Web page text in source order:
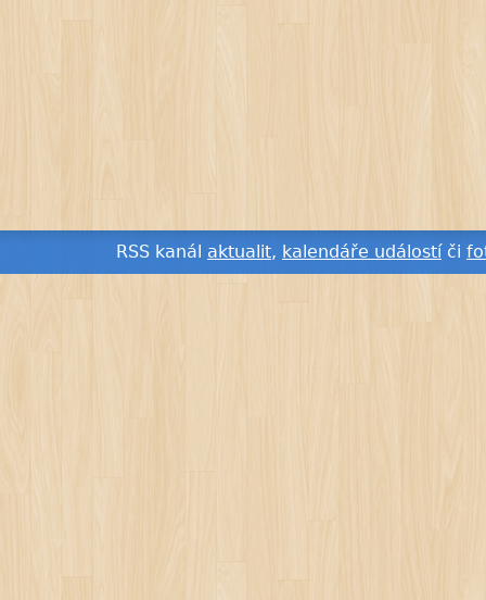
RSS kanál aktualit, kalendáře událostíči